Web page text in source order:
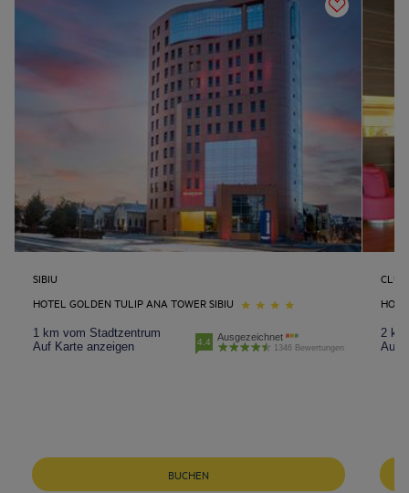
SIBIU
HOTEL GOLDEN TULIP ANA TOWER SIBIU
1 km vom Stadtzentrum
Auf Karte anzeigen
4.4 Ausgezeichnet
1346 Bewertungen
BUCHEN
2
Auf
Neu-Ulm Hotels
Berlin Hotels